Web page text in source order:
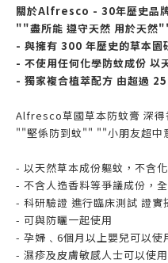
關於Alfresco - 30年歷史品
""盡所能 遵守天然 用於天然
- 與擁有 300 年歷史的草本園
- 不使用任何化學防蚊成份 以
- 獨家複合植萃配方 由超過
Alfresco草國草本防蚊膏 深得
""堅係防到蚊"" ""小朋友超中
- 以天然草本成份軀蚊，不含
- 不含人造香料等爭議成份，
- 科研驗證 進行臨床測試 證實
- 可與防曬一起使用
- 孕婦﹑6個月以上嬰兒可以使
- 濕疹及皮膚敏感人士可以使用